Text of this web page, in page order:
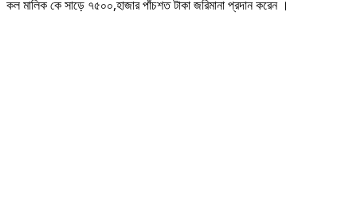
কল মালিক কে সাড়ে ৭৫০০,হাজার পাঁচশত টাকা জরিমানা প্রদান করেন ।